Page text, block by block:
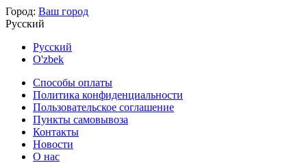
Город: Ваш город
Русский
Русский
O'zbek
Способы оплаты
Политика конфиденциальности
Пользовательское соглашение
Пункты самовывоза
Контакты
Новости
О нас